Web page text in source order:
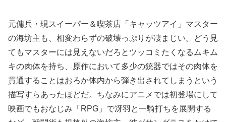
元傭兵・現スイーパー＆喫茶店「キャッツアイ」マスター
の海坊主も、相変わらずの破壊っぷりが凄まじい。どう見
てもマスターには見えないだろとツッコミたくなるムキム
キの肉体を持ち、原作において多少の銃器ではその肉体を
貫通することはおろか体内から弾き出されてしまうという
描写すらあったほどだ。ちなみにアニメでは初登場にして
映画でもおなじみ「RPG」で冴羽と一騎打ちを展開する